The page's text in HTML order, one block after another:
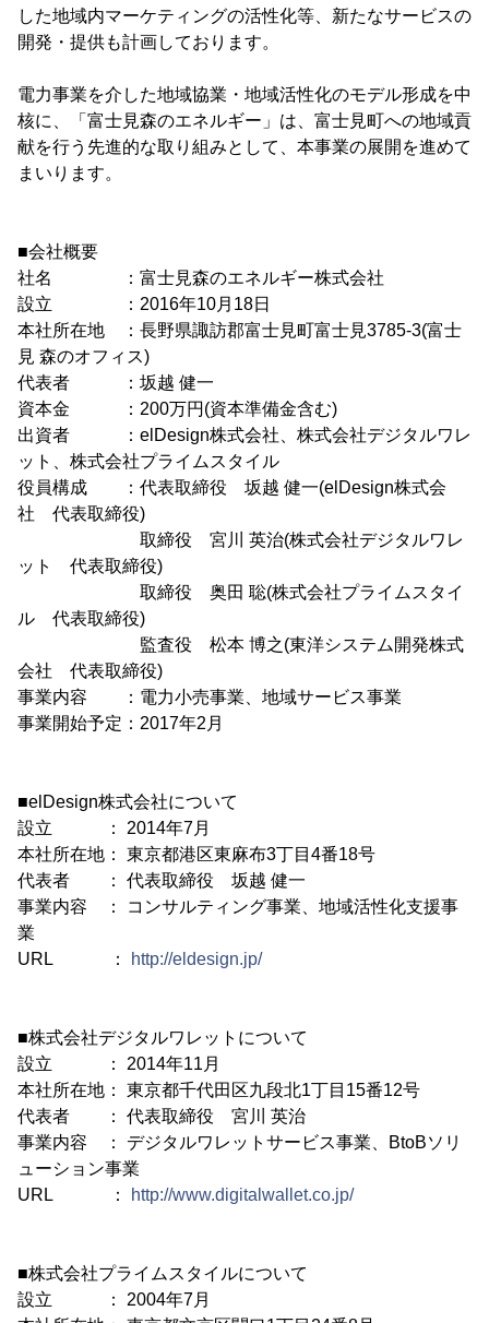
した地域内マーケティングの活性化等、新たなサービスの
開発・提供も計画しております。
電力事業を介した地域協業・地域活性化のモデル形成を中
核に、「富士見森のエネルギー」は、富士見町への地域貢
献を行う先進的な取り組みとして、本事業の展開を進めて
まいります。
■会社概要
社名 ：富士見森のエネルギー株式会社
設立 ：2016年10月18日
本社所在地 ：長野県諏訪郡富士見町富士見3785-3(富士
見 森のオフィス)
代表者 ：坂越 健一
資本金 ：200万円(資本準備金含む)
出資者 ：elDesign株式会社、株式会社デジタルワレ
ット、株式会社プライムスタイル
役員構成 ：代表取締役 坂越 健一(elDesign株式会
社 代表取締役)
取締役 宮川 英治(株式会社デジタルワレ
ット 代表取締役)
取締役 奥田 聡(株式会社プライムスタイ
ル 代表取締役)
監査役 松本 博之(東洋システム開発株式
会社 代表取締役)
事業内容 ：電力小売事業、地域サービス事業
事業開始予定：2017年2月
■elDesign株式会社について
設立 ： 2014年7月
本社所在地： 東京都港区東麻布3丁目4番18号
代表者 ： 代表取締役 坂越 健一
事業内容 ： コンサルティング事業、地域活性化支援事
業
URL ：
http://eldesign.jp/
■株式会社デジタルワレットについて
設立 ： 2014年11月
本社所在地： 東京都千代田区九段北1丁目15番12号
代表者 ： 代表取締役 宮川 英治
事業内容 ： デジタルワレットサービス事業、BtoBソリ
ューション事業
URL ：
http://www.digitalwallet.co.jp/
■株式会社プライムスタイルについて
設立 ： 2004年7月